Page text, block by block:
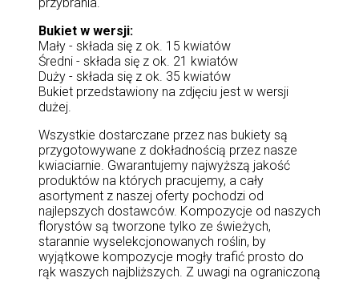
Bukiet w wersji:
Mały - składa się z ok. 15 kwiatów
Średni - składa się z ok. 21 kwiatów
Duży - składa się z ok. 35 kwiatów
Bukiet przedstawiony na zdjęciu jest w wersji
dużej.
Wszystkie dostarczane przez nas bukiety są
przygotowywane z dokładnością przez nasze
kwiaciarnie. Gwarantujemy najwyższą jakość
produktów na których pracujemy, a cały
asortyment z naszej oferty pochodzi od
najlepszych dostawców. Kompozycje od naszych
florystów są tworzone tylko ze świeżych,
starannie wyselekcjonowanych roślin, by
wyjątkowe kompozycje mogły trafić prosto do
rąk waszych najbliższych. Z uwagi na ograniczoną